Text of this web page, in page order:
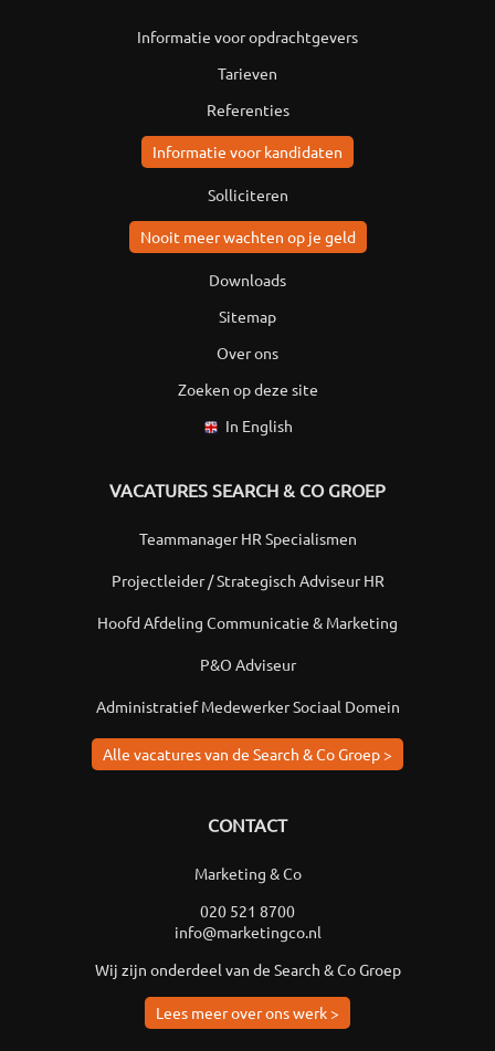
Informatie voor opdrachtgevers
Tarieven
Referenties
Informatie voor kandidaten
Solliciteren
Nooit meer wachten op je geld
Downloads
Sitemap
Over ons
Zoeken op deze site
In English
VACATURES SEARCH & CO GROEP
Teammanager HR Specialismen
Projectleider / Strategisch Adviseur HR
Hoofd Afdeling Communicatie & Marketing
P&O Adviseur
Administratief Medewerker Sociaal Domein
Alle vacatures van de Search & Co Groep >
CONTACT
Marketing & Co
020 521 8700
info@marketingco.nl
Wij zijn onderdeel van de Search & Co Groep
Lees meer over ons werk >